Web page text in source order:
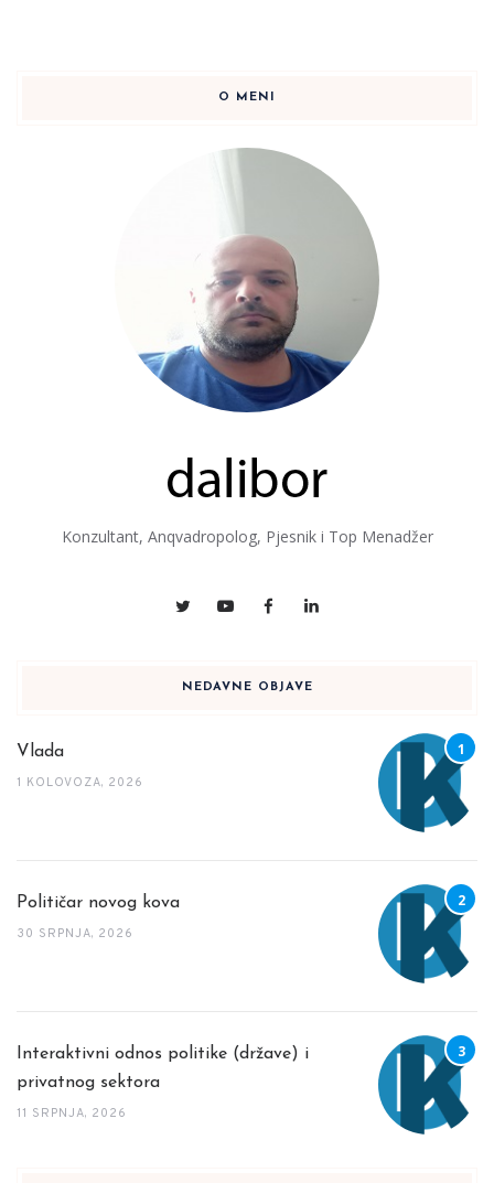
O MENI
Konzultant, Anqvadropolog, Pjesnik i Top Menadžer
NEDAVNE OBJAVE
Vlada
1 KOLOVOZA, 2026
Političar novog kova
30 SRPNJA, 2026
Interaktivni odnos politike (države) i
privatnog sektora
11 SRPNJA, 2026